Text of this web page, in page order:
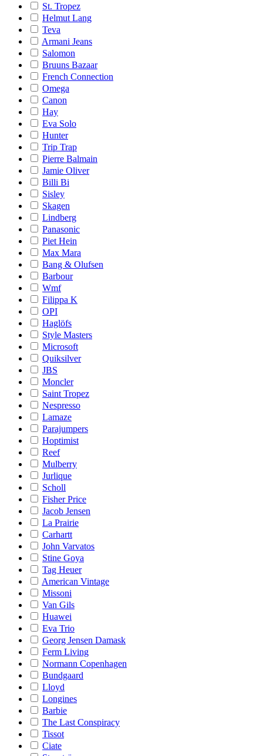
St. Tropez
Helmut Lang
Teva
Armani Jeans
Salomon
Bruuns Bazaar
French Connection
Omega
Canon
Hay
Eva Solo
Hunter
Trip Trap
Pierre Balmain
Jamie Oliver
Billi Bi
Sisley
Skagen
Lindberg
Panasonic
Piet Hein
Max Mara
Bang & Olufsen
Barbour
Wmf
Filippa K
OPI
Haglöfs
Style Masters
Microsoft
Quiksilver
JBS
Moncler
Saint Tropez
Nespresso
Lamaze
Parajumpers
Hoptimist
Reef
Mulberry
Jurlique
Scholl
Fisher Price
Jacob Jensen
La Prairie
Carhartt
John Varvatos
Stine Goya
Tag Heuer
American Vintage
Missoni
Van Gils
Huawei
Eva Trio
Georg Jensen Damask
Ferm Living
Normann Copenhagen
Bundgaard
Lloyd
Longines
Barbie
The Last Conspiracy
Tissot
Ciate